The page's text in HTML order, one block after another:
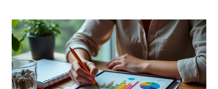
COMMENT
CALCULER
CES
INDICATEURS
ESSENTIELS
?